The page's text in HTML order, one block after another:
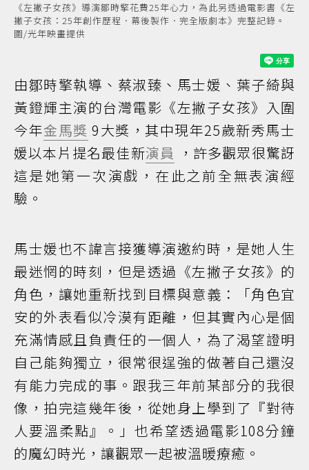
《左撇子女孩》導演鄒時擎花費25年心力，為此另透過電影書《左
撇子女孩：25年創作歷程．幕後製作．完全版劇本》完整記錄。
圖/光年映畫提供
由鄒時擎執導、蔡淑臻、馬士媛、葉子綺與
黃鐙輝主演的台灣電影《左撇子女孩》入圍
今年金馬獎 9大獎，其中現年25歲新秀馬士
媛以本片提名最佳新演員 ，許多觀眾很驚訝
這是她第一次演戲，在此之前全無表演經
驗。
馬士媛也不諱言接獲導演邀約時，是她人生
最迷惘的時刻，但是透過《左撇子女孩》的
角色，讓她重新找到目標與意義：「角色宜
安的外表看似冷漠有距離，但其實內心是個
充滿情感且負責任的一個人，為了渴望證明
自己能夠獨立，很常很逞強的做著自己還沒
有能力完成的事。跟我三年前某部分的我很
像，拍完這幾年後，從她身上學到了『對待
人要溫柔點』。」也希望透過電影108分鐘
的魔幻時光，讓觀眾一起被溫暖療癒。